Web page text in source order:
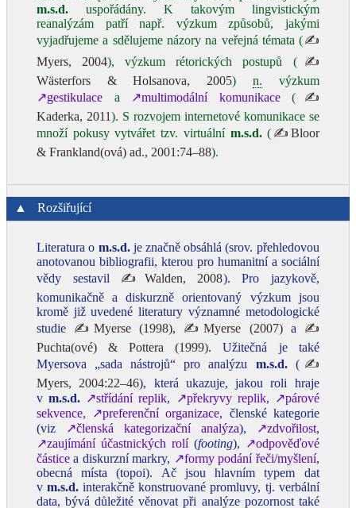
m.s.d. uspořádány. K takovým lingvistickým
reanalýzám patří např. výzkum způsobů, jakými
vyjadřujeme a sdělujeme názory na veřejná témata (✍
Myers, 2004), výzkum rétorických postupů (✍
Wästerfors & Holsanova, 2005) n. výzkum
↗gestikulace a ↗multimodální komunikace( ✍
Kaderka, 2011). S rozvojem internetové komunikace se
množí pokusy vytvářet tzv. virtuální m.s.d.( ✍Bloor
& Frankland(ová) ad., 2001:74–88).
▲ Rozšiřující
Literatura o m.s.d.je značně obsáhlá (srov. přehledovou
anotovanou bibliografii, kterou pro humanitní a sociální
vědy sestavil ✍Walden, 2008). Pro jazykově,
komunikačně a diskurzně orientovaný výzkum jsou
kromě již uvedené literatury významné metodologické
studie ✍Myerse (1998), ✍Myerse (2007)a ✍
Puchta(ové) & Pottera (1999). Užitečná je také
Myersova „sada nástrojů“ pro analýzu m.s.d.(✍
Myers, 2004:22–46), která ukazuje, jakou roli hraje
vm.s.d. ↗střídání replik, ↗překryvy replik, ↗párové
sekvence, ↗preferenční organizace, členské kategorie
(viz
↗členská kategorizační analýza), ↗zdvořilost,
↗zaujímání účastnických rolí(footing), ↗odpověďové
částice a diskurzní markry, ↗formy podání řeči/myšlení,
obecná místa (topoi). Ač jsou hlavním typem dat
vm.s.d. interakčně konstruované promluvy, tj. verbální
data, bývá důležité věnovat při analýze pozornost také